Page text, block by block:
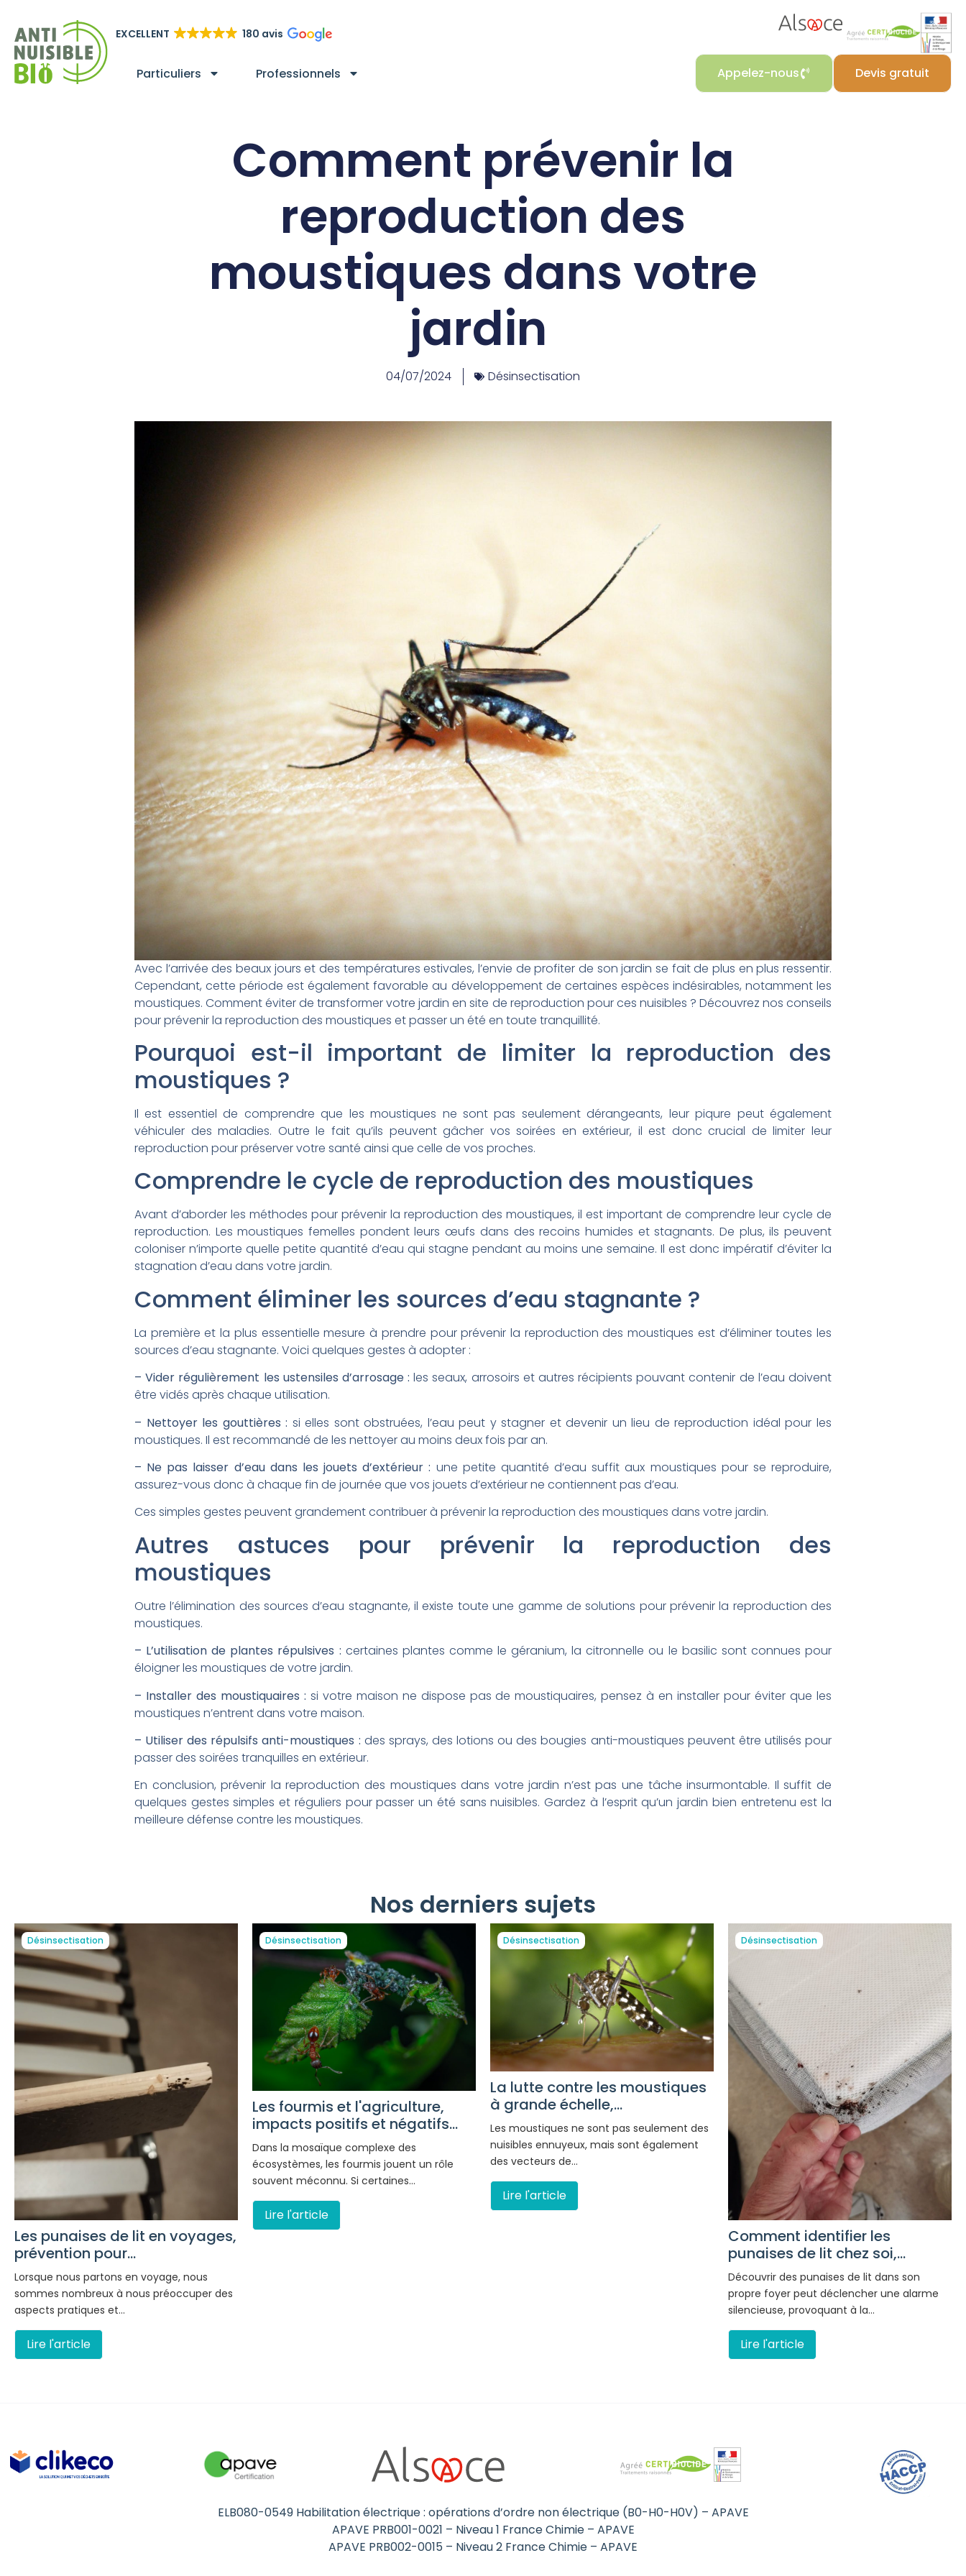
EXCELLENT 180 avis
Particuliers Professionnels Appelez-nous Devis gratuit
Comment prévenir la
reproduction des
moustiques dans votre
jardin
04/07/2024 Désinsectisation
Avec l’arrivée des beaux jours et des températures estivales, l’envie de profiter de son jardin se fait de plus en plus ressentir.
Cependant, cette période est également favorable au développement de certaines espèces indésirables, notamment les
moustiques. Comment éviter de transformer votre jardin en site de reproduction pour ces nuisibles ? Découvrez nos conseils
pour prévenir la reproduction des moustiques et passer un été en toute tranquillité.
Pourquoi est-il important de limiter la reproduction des
moustiques ?
Il est essentiel de comprendre que les moustiques ne sont pas seulement dérangeants, leur piqure peut également
véhiculer des maladies. Outre le fait qu’ils peuvent gâcher vos soirées en extérieur, il est donc crucial de limiter leur
reproduction pour préserver votre santé ainsi que celle de vos proches.
Comprendre le cycle de reproduction des moustiques
Avant d’aborder les méthodes pour prévenir la reproduction des moustiques, il est important de comprendre leur cycle de
reproduction. Les moustiques femelles pondent leurs œufs dans des recoins humides et stagnants. De plus, ils peuvent
coloniser n’importe quelle petite quantité d’eau qui stagne pendant au moins une semaine. Il est donc impératif d’éviter la
stagnation d’eau dans votre jardin.
Comment éliminer les sources d’eau stagnante ?
La première et la plus essentielle mesure à prendre pour prévenir la reproduction des moustiques est d’éliminer toutes les
sources d’eau stagnante. Voici quelques gestes à adopter :
– Vider régulièrement les ustensiles d’arrosage : les seaux, arrosoirs et autres récipients pouvant contenir de l’eau doivent
être vidés après chaque utilisation.
– Nettoyer les gouttières : si elles sont obstruées, l’eau peut y stagner et devenir un lieu de reproduction idéal pour les
moustiques. Il est recommandé de les nettoyer au moins deux fois par an.
– Ne pas laisser d’eau dans les jouets d’extérieur : une petite quantité d’eau suffit aux moustiques pour se reproduire,
assurez-vous donc à chaque fin de journée que vos jouets d’extérieur ne contiennent pas d’eau.
Ces simples gestes peuvent grandement contribuer à prévenir la reproduction des moustiques dans votre jardin.
Autres astuces pour prévenir la reproduction des
moustiques
Outre l’élimination des sources d’eau stagnante, il existe toute une gamme de solutions pour prévenir la reproduction des
moustiques.
– L’utilisation de plantes répulsives : certaines plantes comme le géranium, la citronnelle ou le basilic sont connues pour
éloigner les moustiques de votre jardin.
– Installer des moustiquaires : si votre maison ne dispose pas de moustiquaires, pensez à en installer pour éviter que les
moustiques n’entrent dans votre maison.
– Utiliser des répulsifs anti-moustiques : des sprays, des lotions ou des bougies anti-moustiques peuvent être utilisés pour
passer des soirées tranquilles en extérieur.
En conclusion, prévenir la reproduction des moustiques dans votre jardin n’est pas une tâche insurmontable. Il suffit de
quelques gestes simples et réguliers pour passer un été sans nuisibles. Gardez à l’esprit qu’un jardin bien entretenu est la
meilleure défense contre les moustiques.
Nos derniers sujets
Désinsectisation
Les punaises de lit en voyages,
prévention pour...
Lorsque nous partons en voyage, nous
sommes nombreux à nous préoccuper des
aspects pratiques et…
Lire l'article
Désinsectisation
Les fourmis et l'agriculture,
impacts positifs et négatifs...
Dans la mosaïque complexe des
écosystèmes, les fourmis jouent un rôle
souvent méconnu. Si certaines…
Lire l'article
Désinsectisation
La lutte contre les moustiques
à grande échelle,...
Les moustiques ne sont pas seulement des
nuisibles ennuyeux, mais sont également
des vecteurs de…
Lire l'article
Désinsectisation
Comment identifier les
punaises de lit chez soi,...
Découvrir des punaises de lit dans son
propre foyer peut déclencher une alarme
silencieuse, provoquant à la…
Lire l'article
ELB080-0549 Habilitation électrique : opérations d’ordre non électrique (B0-H0-H0V) – APAVE
APAVE PRB001-0021 – Niveau 1 France Chimie – APAVE
APAVE PRB002-0015 – Niveau 2 France Chimie – APAVE